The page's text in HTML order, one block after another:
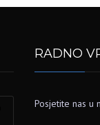
RADNO
Posjetite nas u